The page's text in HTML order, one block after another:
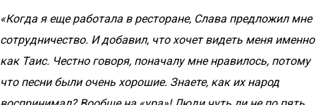
«Когда я еще работала в ресторане, Слава предложил мне
сотрудничество. И добавил, что хочет видеть меня именно
как Таис. Честно говоря, поначалу мне нравилось, потому
что песни были очень хорошие. Знаете, как их народ